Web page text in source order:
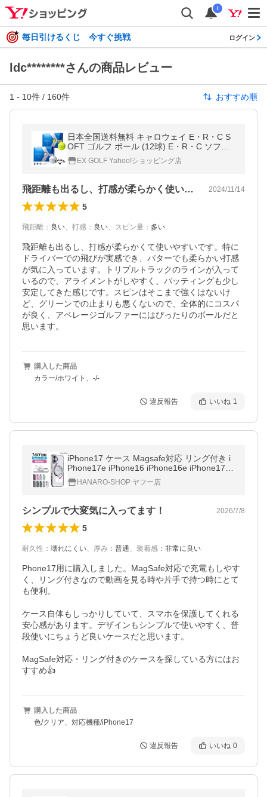
i
毎日引けるくじ 今すぐ挑戦 ログイン
ldc********さんの商品レビュー
1 - 10件 / 160件 おすすめ順
日本全国送料無料 キャロウェイ E・R・C S
OFT ゴルフ ボール (12球) E・R・C ソフト
2023年モデル Callaway
EX GOLF Yahoo!ショッピング店
飛距離も出るし、打感が柔らかく使いやすい 2024/11/14
5
飛距離 ： 良い、 打感 ： 良い、 スピン量 ： 多い
飛距離も出るし、打感が柔らかくて使いやすいです。特に
ドライバーでの飛びが実感でき、パターでも柔らかい打感
が気に入っています。トリプルトラックのラインが入って
いるので、アライメントがしやすく、パッティングも少し
安定してきた感じです。スピンはそこまで強くはないけ
ど、グリーンでの止まりも悪くないので、全体的にコスパ
が良く、アベレージゴルファーにはぴったりのボールだと
思います。
購入した商品
カラー/ホワイト、-/-
違反報告 いいね 1
iPhone17 ケース Magsafe対応 リング付き i
Phone17e iPhone16 iPhone16e iPhone17Pr
o Air 16Pro 17ProMax リング TPU アイフォ
ン17 アイフォン17e アイフォン16
HANARO-SHOP ヤフー店
シンプルで大変気に入ってます！ 2026/7/8
5
耐久性 ： 壊れにくい、 厚み ： 普通、 装着感 ： 非常に良い
Phone17用に購入しました。MagSafe対応で充電もしやす
く、リング付きなので動画を見る時や片手で持つ時にとて
も便利。
ケース自体もしっかりしていて、スマホを保護してくれる
安心感があります。デザインもシンプルで使いやすく、普
段使いにちょうど良いケースだと思います。
MagSafe対応・リング付きのケースを探している方にはお
すすめ👍
購入した商品
色/クリア、対応機種/iPhone17
違反報告 いいね 0